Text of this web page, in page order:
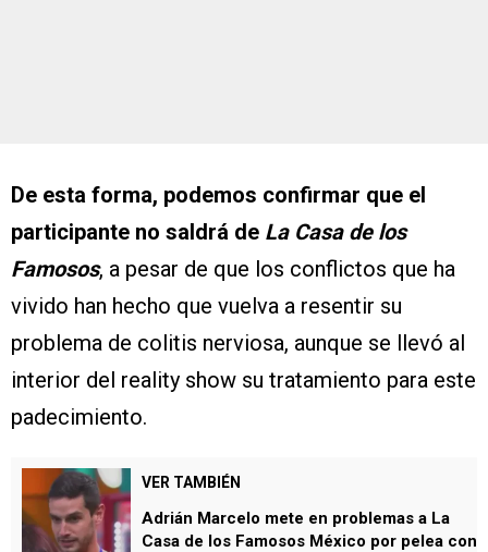
De esta forma, podemos confirmar que el
participante no saldrá de La Casa de los
Famosos, a pesar de que los conflictos que ha
vivido han hecho que vuelva a resentir su
problema de colitis nerviosa, aunque se llevó al
interior del reality show su tratamiento para este
padecimiento.
VER TAMBIÉN
Adrián Marcelo mete en problemas a La
Casa de los Famosos México por pelea con